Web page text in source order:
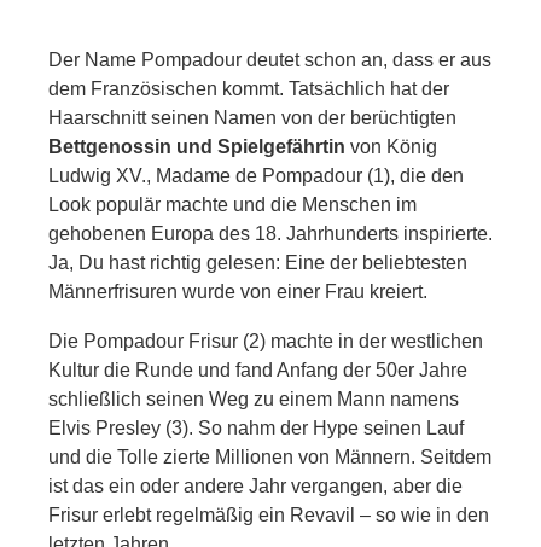
Der Name Pompadour deutet schon an, dass er aus
dem Französischen kommt. Tatsächlich hat der
Haarschnitt seinen Namen von der berüchtigten
Bettgenossin und Spielgefährtin von König
Ludwig XV., Madame de Pompadour (1), die den
Look populär machte und die Menschen im
gehobenen Europa des 18. Jahrhunderts inspirierte.
Ja, Du hast richtig gelesen: Eine der beliebtesten
Männerfrisuren wurde von einer Frau kreiert.
Die Pompadour Frisur (2) machte in der westlichen
Kultur die Runde und fand Anfang der 50er Jahre
schließlich seinen Weg zu einem Mann namens
Elvis Presley (3). So nahm der Hype seinen Lauf
und die Tolle zierte Millionen von Männern. Seitdem
ist das ein oder andere Jahr vergangen, aber die
Frisur erlebt regelmäßig ein Revavil – so wie in den